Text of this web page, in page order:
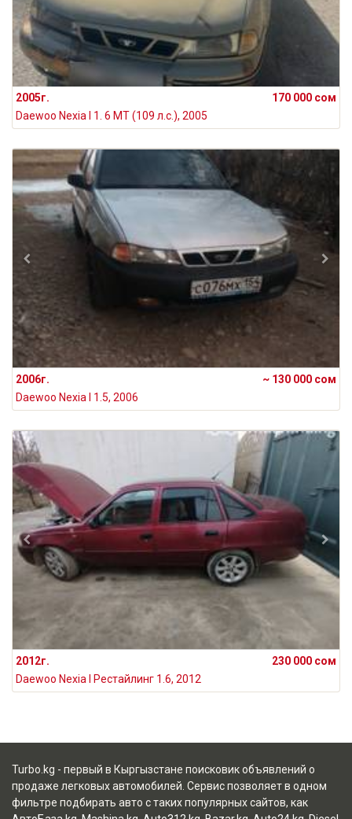
2005г.
170 000 сом
Daewoo Nexia I 1. 6 MT (109 л.с.), 2005
2006г.
~ 130 000 сом
Daewoo Nexia I 1.5, 2006
2012г.
230 000 сом
Daewoo Nexia I Рестайлинг 1.6, 2012
Turbo.kg - первый в Кыргызстане поисковик объявлений о
продаже легковых автомобилей. Сервис позволяет в одном
фильтре подбирать авто с таких популярных сайтов, как